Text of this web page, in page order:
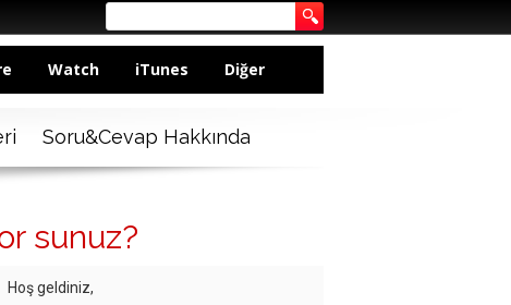
Watch iTunes Diğer
Soru&Cevap Hakkında
sunuz?
Hoş geldiniz,